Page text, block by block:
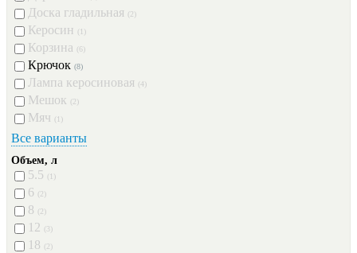
Доска гладильная (2)
Керосин (1)
Корзина (6)
Крючок (8)
Лампа керосиновая (4)
Мешок (2)
Мяч (1)
Все варианты
Объем, л
5.5 (1)
6 (2)
8 (2)
12 (3)
18 (2)